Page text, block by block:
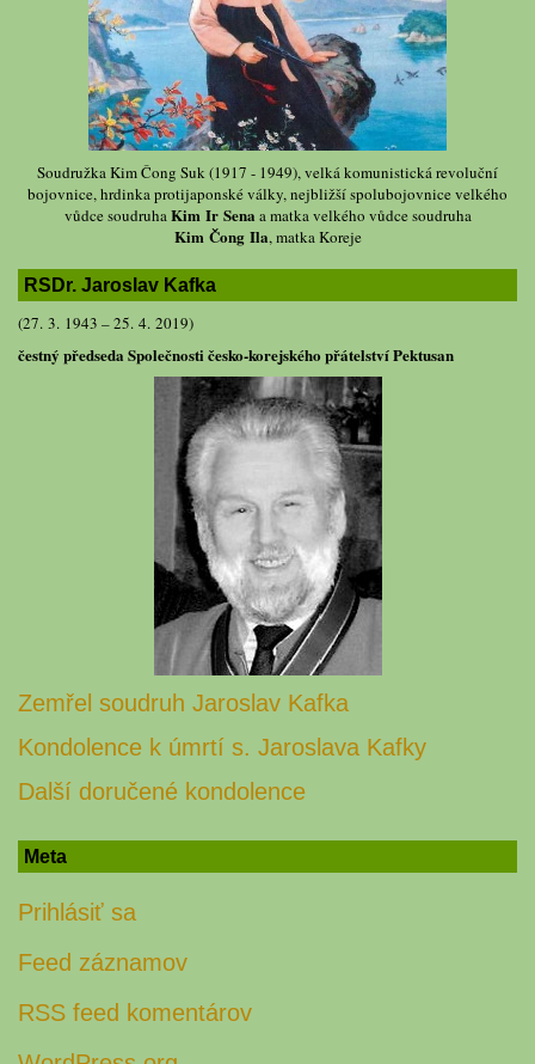
Soudružka Kim Čong Suk (1917 - 1949), velká komunistická revoluční
bojovnice, hrdinka protijaponské války, nejbližší spolubojovnice velkého
vůdce soudruha Kim Ir Sena a matka velkého vůdce soudruha
Kim Čong Ila, matka Koreje
RSDr. Jaroslav Kafka
(27. 3. 1943 – 25. 4. 2019)
čestný předseda Společnosti česko-korejského přátelství Pektusan
Zemřel soudruh Jaroslav Kafka
Kondolence k úmrtí s. Jaroslava Kafky
Další doručené kondolence
Meta
Prihlásiť sa
Feed záznamov
RSS feed komentárov